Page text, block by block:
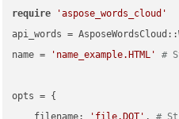
require
'aspose_words_cloud'
api_words =
name =
'name_example.HTML' #
opts = {